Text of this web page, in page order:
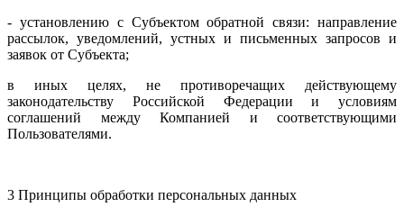
- установлению с Субъектом обратной связи: направление
рассылок, уведомлений, устных и письменных запросов и
заявок от Субъекта;
в иных целях, не противоречащих действующему
законодательству Российской Федерации и условиям
соглашений между Компанией и соответствующими
Пользователями.
3 Принципы обработки персональных данных